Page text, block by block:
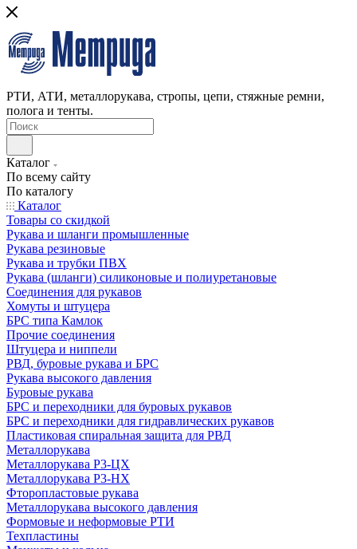
РТИ, АТИ, металлорукава, стропы, цепи, стяжные ремни,
полога и тенты.
Каталог
По всему сайту
По каталогу
Каталог
Товары со скидкой
Рукава и шланги промышленные
Рукава резиновые
Рукава и трубки ПВХ
Рукава (шланги) силиконовые и полиуретановые
Соединения для рукавов
Хомуты и штуцера
БРС типа Камлок
Прочие соединения
Штуцера и ниппели
РВД, буровые рукава и БРС
Рукава высокого давления
Буровые рукава
БРС и переходники для буровых рукавов
БРС и переходники для гидравлических рукавов
Пластиковая спиральная защита для РВД
Металлорукава
Металлорукава Р3-ЦХ
Металлорукава Р3-НХ
Фторопластовые рукава
Металлорукава высокого давления
Формовые и неформовые РТИ
Техпластины